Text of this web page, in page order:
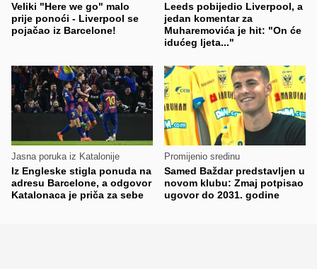
Veliki "Here we go" malo
prije ponoći - Liverpool se
pojačao iz Barcelone!
Leeds pobijedio Liverpool, a
jedan komentar za
Muharemovića je hit: "On će
idućeg ljeta..."
Jasna poruka iz Katalonije
Iz Engleske stigla ponuda na
adresu Barcelone, a odgovor
Katalonaca je priča za sebe
Promijenio sredinu
Samed Baždar predstavljen u
novom klubu: Zmaj potpisao
ugovor do 2031. godine